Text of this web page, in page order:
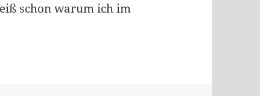
schon warum ich im